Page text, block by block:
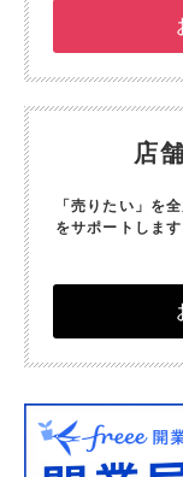
店
「売りたい」を
をサポートします